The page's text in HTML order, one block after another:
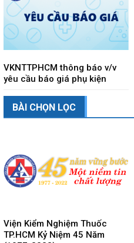
VKNTTPHCM thông báo v/v
yêu cầu báo giá phụ kiện
BÀI CHỌN LỌC
Viện Kiểm Nghiệm Thuốc
TP.HCM Kỷ Niệm 45 Năm